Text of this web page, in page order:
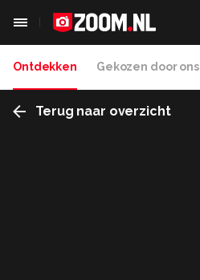
Ontdekken Gekozen door ons
Terug naar overzicht